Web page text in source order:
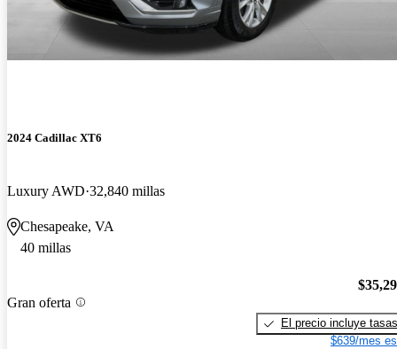
2024 Cadillac XT6
Luxury AWD 32,840 millas
Chesapeake, VA
40 millas
Gran oferta
El precio incluye tasas
$639/mes